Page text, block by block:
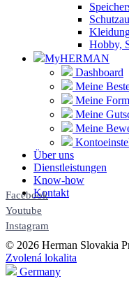
Hobby,
MyHERMAN
Dashboard
Meine
Meine
Meine
Meine
Über uns
Dienstleistungen
Know-how
Kontakt
Facebook
Youtube
Instagram
© 2026 Herman Slovakia
Zvolená lokalita
Germany